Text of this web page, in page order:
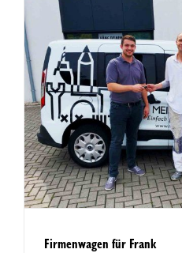
Firmenwagen für Frank